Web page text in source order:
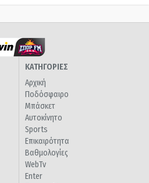
ΚΑΤΗΓΟΡΙΕΣ
Αρχική
Ποδόσφαιρο
Μπάσκετ
Αυτοκίνητο
Sports
Επικαιρότητα
Βαθμολογίες
WebTv
Enter